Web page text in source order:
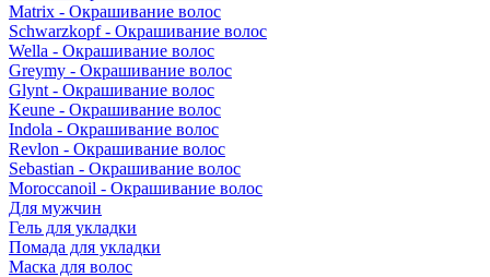
Matrix - Окрашивание волос
Schwarzkopf - Окрашивание волос
Wella - Окрашивание волос
Greymy - Окрашивание волос
Glynt - Окрашивание волос
Keune - Окрашивание волос
Indola - Окрашивание волос
Revlon - Окрашивание волос
Sebastian - Окрашивание волос
Moroccanoil - Окрашивание волос
Для мужчин
Гель для укладки
Помада для укладки
Маска для волос